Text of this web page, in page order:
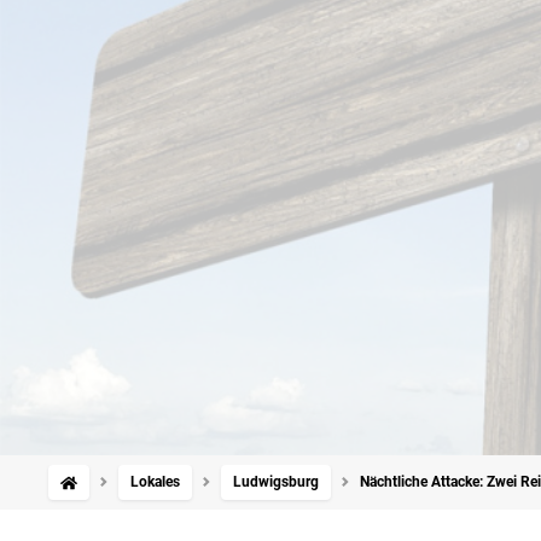
Lokales Ludwigsburg Nächtliche Attacke: Zwei